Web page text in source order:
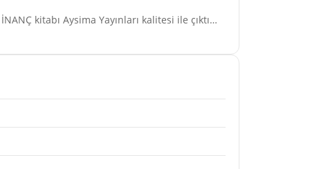
kitabı Aysima Yayınları kalitesi ile çıktı…